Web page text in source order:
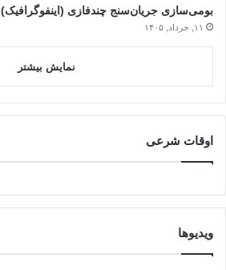
بومی‌سازی جریان‌سنج چندفازی (اینفوگرافیک)
۱۱, خرداد, ۱۴۰۵
نمایش بیشتر
اوقات شرعی
ویدیوها